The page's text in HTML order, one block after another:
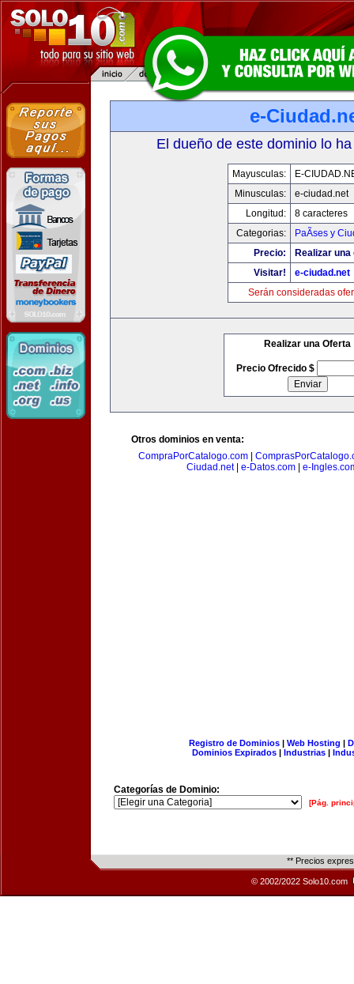
e-
El dueño de este dominio lo
Mayusculas:
E-
Minusculas:
e-ciudad.net
Longitud:
8 caracteres
Categorias:
PaÃ­ses y
Precio:
Realizar
Visitar!
e-ciudad.net
Serán consideradas
Realizar una Oferta
Precio Ofrecido $
Otros dominios en venta:
CompraPorCatalogo.com|
Ciudad.net| e-Datos.com e-
Registro de Dominios| Web Hosting |
Dominios Expirados | Industrias |
Categorías de Dominio:
[Pág.
** Precios
© 2002/2022 Solo10.com